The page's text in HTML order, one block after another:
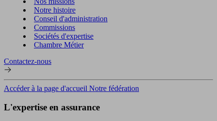
Notre histoire
Conseil d'administration
Commissions
Sociétés d'expertise
Chambre Métier
Contactez-nous
Accéder à la page d'accueil Notre fédération
L'expertise en assurance